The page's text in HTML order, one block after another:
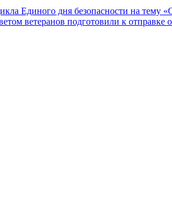
Единого дня безопасности на тему
ветеранов подготовили к